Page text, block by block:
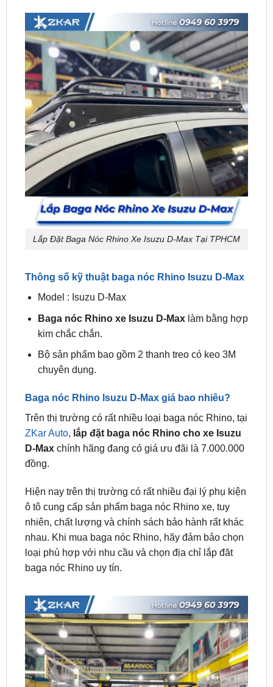
Lắp Đặt Baga Nóc Rhino Xe Isuzu D-Max Tại TPHCM
Thông số kỹ thuật baga nóc Rhino Isuzu D-Max
kim chắc chắn.
Bộ sản phẩm bao gồm 2 thanh treo có keo 3M
chuyên dụng.
Baga nóc Rhino Isuzu D-Max giá bao nhiêu?
ZKar Auto,lắp đặt baga nóc Rhino cho xe Isuzu
D-Maxchính hãng đang có giá ưu đãi là 7.000.000
đồng.
Hiện nay trên thị trường có rất nhiều đại lý phụ kiện
nhiên, chất lượng và chính sách bảo hành rất khác
nhau. Khi mua baga nóc Rhino, hãy đảm bảo chọn
loại phù hợp với nhu cầu và chọn địa chỉ lắp đăt
baga nóc Rhino uy tín.